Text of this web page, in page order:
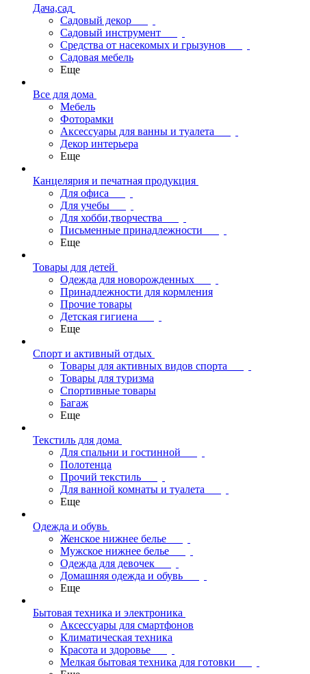
Дача,сад
Садовый декор
Садовый инструмент
Средства от насекомых и грызунов
Садовая мебель
Еще
Все для дома
Мебель
Фоторамки
Аксессуары для ванны и туалета
Декор интерьера
Еще
Канцелярия и печатная продукция
Для офиса
Для учебы
Для хобби,творчества
Письменные принадлежности
Еще
Товары для детей
Одежда для новорожденных
Принадлежности для кормления
Прочие товары
Детская гигиена
Еще
Спорт и активный отдых
Товары для активных видов спорта
Товары для туризма
Спортивные товары
Багаж
Еще
Текстиль для дома
Для спальни и гостинной
Полотенца
Прочий текстиль
Для ванной комнаты и туалета
Еще
Одежда и обувь
Женское нижнее белье
Мужское нижнее белье
Одежда для девочек
Домашняя одежда и обувь
Еще
Бытовая техника и электроника
Аксессуары для смартфонов
Климатическая техника
Красота и здоровье
Мелкая бытовая техника для готовки